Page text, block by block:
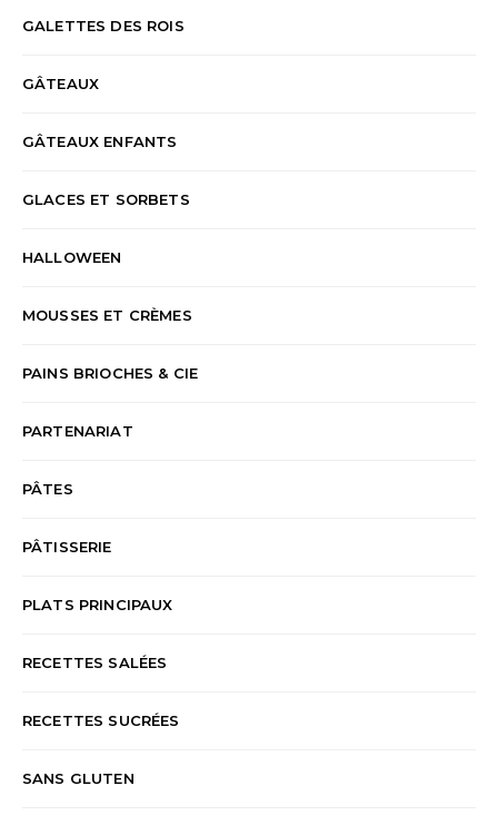
GALETTES DES ROIS
GÂTEAUX
GÂTEAUX ENFANTS
GLACES ET SORBETS
HALLOWEEN
MOUSSES ET CRÈMES
PAINS BRIOCHES & CIE
PARTENARIAT
PÂTES
PÂTISSERIE
PLATS PRINCIPAUX
RECETTES SALÉES
RECETTES SUCRÉES
SANS GLUTEN